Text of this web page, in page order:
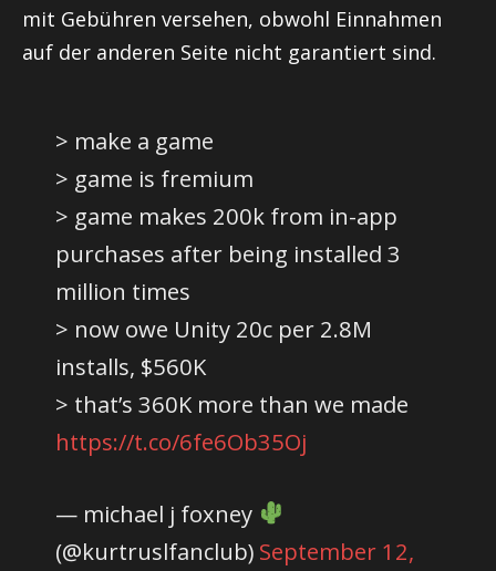
mit Gebühren versehen, obwohl Einnahmen
auf der anderen Seite nicht garantiert sind.
> make a game
> game is fremium
> game makes 200k from in-app
purchases after being installed 3
million times
> now owe Unity 20c per 2.8M
installs, $560K
> that’s 360K more than we made
https://t.co/6fe6Ob35Oj
— michael j foxney
(@kurtruslfanclub) September 12,